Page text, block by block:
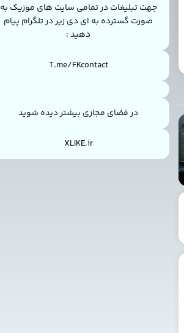
جهت تبلیغات در تمامی سایت های موزیک به
صورت گسترده به ای دی زیر در تلگرام پیام
دهید :
T.me/FKcontact
در فضای مجازی بیشتر دیده شوید
XLIKE.ir